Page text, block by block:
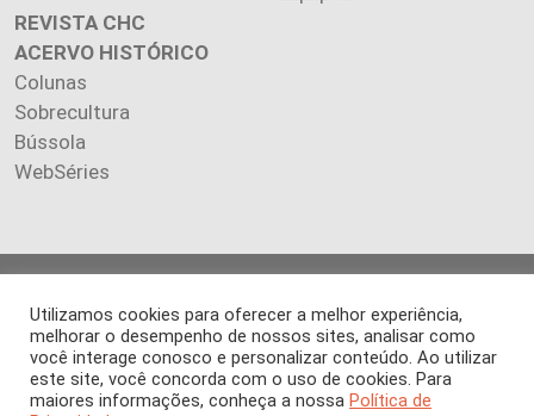
REVISTA CHC
ACERVO HISTÓRICO
Colunas
Sobrecultura
Bússola
WebSéries
reservados.
Os artigos publicados na revista refletem exclusivamente a
opinião de seus autores.
É proibida a reprodução, integral ou parcial, do conteúdo (imagens
Utilizamos cookies para oferecer a melhor experiência,
melhorar o desempenho de nossos sites, analisar como
você interage conosco e personalizar conteúdo. Ao utilizar
este site, você concorda com o uso de cookies. Para
maiores informações, conheça a nossa Política de